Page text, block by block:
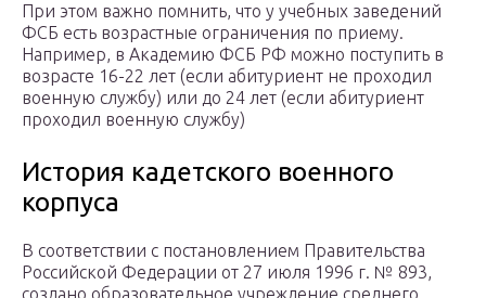
При этом важно помнить, что у учебных заведений
ФСБ есть возрастные ограничения по приему.
Например, в Академию ФСБ РФ можно поступить в
возрасте 16-22 лет (если абитуриент не проходил
военную службу) или до 24 лет (если абитуриент
проходил военную службу)
История кадетского военного
корпуса
В соответствии с постановлением Правительства
Российской Федерации от 27 июля 1996 г. № 893,
создано образовательное учреждение среднего